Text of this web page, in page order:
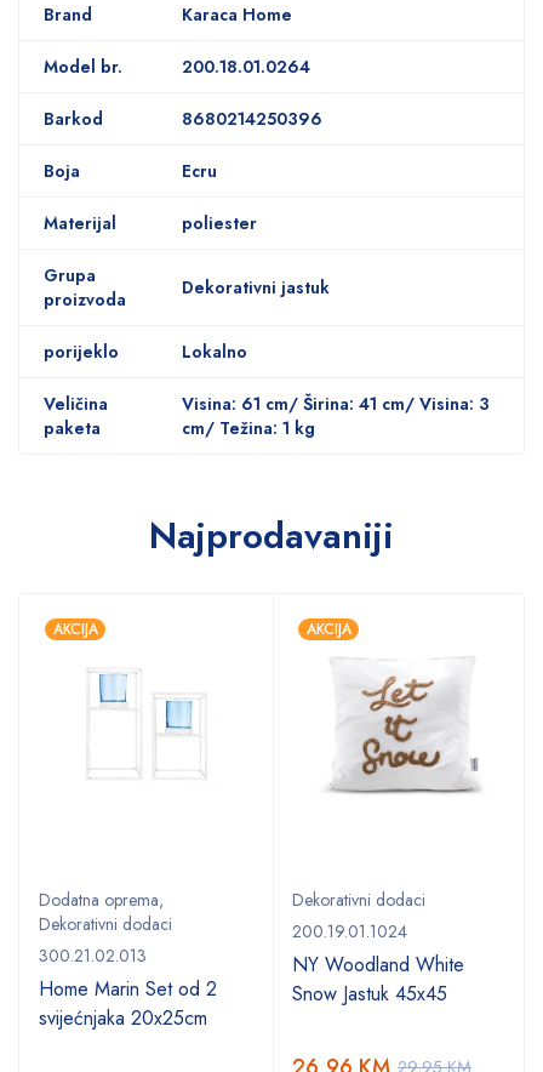
Brand Karaca Home
Model br. 200.18.01.0264
Barkod 8680214250396
Boja Ecru
Materijal poliester
Grupa
proizvoda
Dekorativni jastuk
porijeklo Lokalno
Veličina
paketa
Visina: 61 cm/ Širina: 41 cm/ Visina: 3
cm/ Težina: 1 kg
Najprodavaniji
AKCIJA
Dodatna oprema,
Dekorativni dodaci
300.21.02.013
Home Marin Set od 2
svijećnjaka 20x25cm
AKCIJA
Dekorativni dodaci
200.19.01.1024
NY Woodland White
Snow Jastuk 45x45
29,95KM